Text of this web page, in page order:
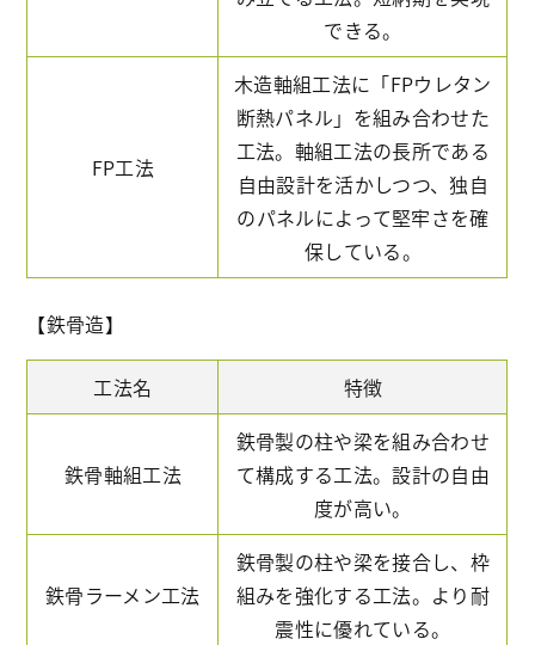
できる。
FP工法
木造軸組工法に「FPウレタン
断熱パネル」を組み合わせた
工法。軸組工法の長所である
自由設計を活かしつつ、独自
のパネルによって堅牢さを確
保している。
【鉄骨造】
工法名 特徴
鉄骨軸組工法
鉄骨製の柱や梁を組み合わせ
て構成する工法。設計の自由
度が高い。
鉄骨ラーメン工法
鉄骨製の柱や梁を接合し、枠
組みを強化する工法。より耐
震性に優れている。